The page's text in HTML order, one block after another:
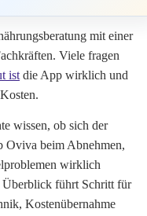
mit einer
Viele fragen
ist die App wirklich und
wissen, ob sich der
Oviva beim Abnehmen,
wirklich
Überblick führt Schritt für
Kostenübernahme